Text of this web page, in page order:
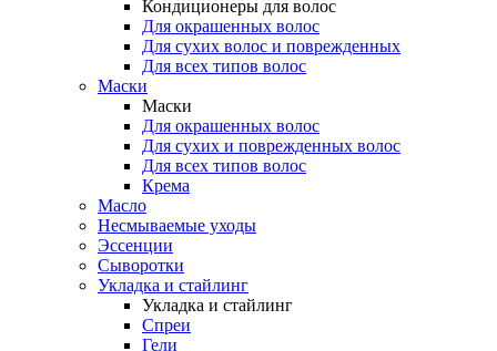
Кондиционеры для волос
Для окрашенных волос
Для сухих волос и поврежденных
Для всех типов волос
Маски
Маски
Для окрашенных волос
Для сухих и поврежденных волос
Для всех типов волос
Крема
Масло
Несмываемые уходы
Эссенции
Сыворотки
Укладка и стайлинг
Укладка и стайлинг
Спреи
Гели